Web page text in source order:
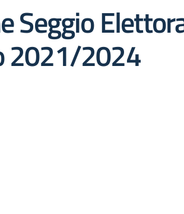
Seggio
2021/2024